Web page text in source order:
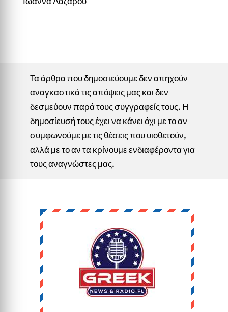
Τα άρθρα που δημοσιεύουμε δεν απηχούν
αναγκαστικά τις απόψεις μας και δεν
δεσμεύουν παρά τους συγγραφείς τους. Η
δημοσίευσή τους έχει να κάνει όχι με το αν
συμφωνούμε με τις θέσεις που υιοθετούν,
αλλά με το αν τα κρίνουμε ενδιαφέροντα για
τους αναγνώστες μας.